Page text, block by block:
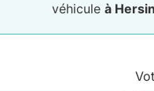
véhicule à